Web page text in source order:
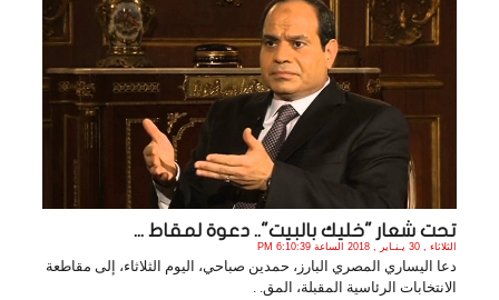
تحت شعار "خليك بالبيت".. دعوة لمقاط ...
الثلاثاء , 30 يـنـاير , 2018 الساعة 6:10:39 PM
دعا اليساري المصري البارز، حمدين صباحي، اليوم الثلاثاء، إلى مقاطعة
الانتخابات الرئاسية المقبلة، المق. .